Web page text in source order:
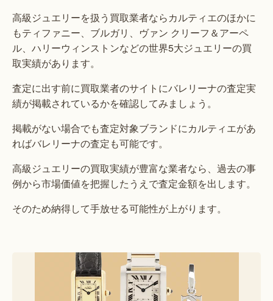
高級ジュエリーを扱う買取業者ならカルティエのほかに
もティファニー、ブルガリ、ヴァン クリーフ＆アーペ
ル、ハリーウィンストンなどの世界5大ジュエリーの買
取実績があります。
査定に出す前に買取業者のサイトにバレリーナの査定実
績が掲載されているかを確認してみましょう。
掲載がない場合でも査定対象ブランドにカルティエがあ
ればバレリーナの査定も可能です。
高級ジュエリーの買取実績が豊富な業者なら、過去の事
例から市場価値を把握したうえで査定金額を出します。
そのため納得して手放せる可能性が上がります。